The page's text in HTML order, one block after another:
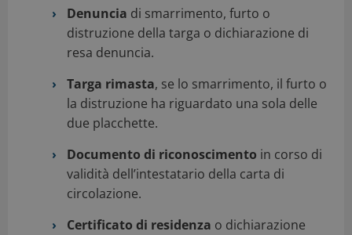
Denuncia di smarrimento, furto o
distruzione della targa o dichiarazione di
resa denuncia.
Targa rimasta, se lo smarrimento, il furto o
la distruzione ha riguardato una sola delle
due placchette.
Documento di riconoscimento in corso di
validità dell’intestatario della carta di
circolazione.
Certificato di residenza o dichiarazione